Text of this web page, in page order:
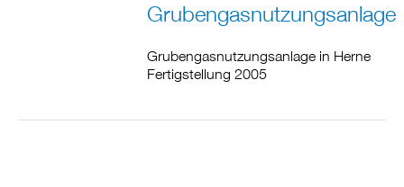
Grubengasnutzungsanlage
Grubengasnutzungsanlage in Herne
Fertigstellung 2005